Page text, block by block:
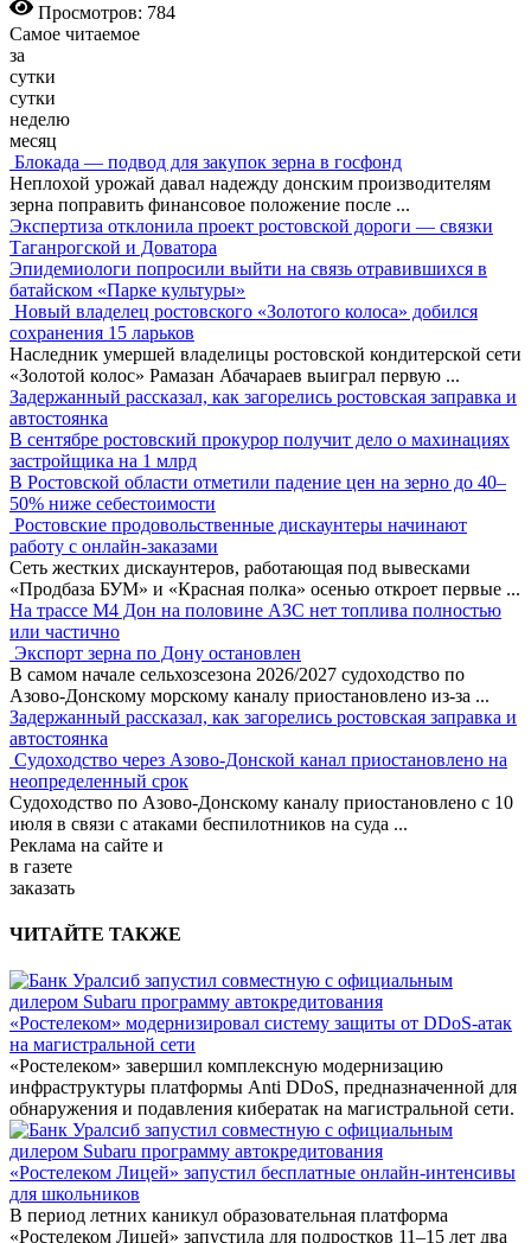
Просмотров: 784
Самое читаемое
за
сутки
сутки
неделю
месяц
Блокада — подвод для закупок зерна в госфонд
Неплохой урожай давал надежду донским производителям
зерна поправить финансовое положение после ...
Экспертиза отклонила проект ростовской дороги — связки
Таганрогской и Доватора
Эпидемиологи попросили выйти на связь отравившихся в
батайском «Парке культуры»
Новый владелец ростовского «Золотого колоса» добился
сохранения 15 ларьков
Наследник умершей владелицы ростовской кондитерской сети
«Золотой колос» Рамазан Абачараев выиграл первую ...
Задержанный рассказал, как загорелись ростовская заправка и
автостоянка
В сентябре ростовский прокурор получит дело о махинациях
застройщика на 1 млрд
В Ростовской области отметили падение цен на зерно до 40–
50% ниже себестоимости
Ростовские продовольственные дискаунтеры начинают
работу с онлайн-заказами
Сеть жестких дискаунтеров, работающая под вывесками
«Продбаза БУМ» и «Красная полка» осенью откроет первые ...
На трассе М4 Дон на половине АЗС нет топлива полностью
или частично
Экспорт зерна по Дону остановлен
В самом начале сельхозсезона 2026/2027 судоходство по
Азово-Донскому морскому каналу приостановлено из-за ...
Задержанный рассказал, как загорелись ростовская заправка и
автостоянка
Судоходство через Азово-Донской канал приостановлено на
неопределенный срок
Судоходство по Азово-Донскому каналу приостановлено с 10
июля в связи с атаками беспилотников на суда ...
Реклама на сайте и
в газете
заказать
ЧИТАЙТЕ ТАКЖЕ
«Ростелеком» модернизировал систему защиты от DDoS-атак
на магистральной сети
«Ростелеком» завершил комплексную модернизацию
инфраструктуры платформы Anti DDoS, предназначенной для
обнаружения и подавления кибератак на магистральной сети.
«Ростелеком Лицей» запустил бесплатные онлайн-интенсивы
для школьников
В период летних каникул образовательная платформа
«Ростелеком Лицей» запустила для подростков 11–15 лет два